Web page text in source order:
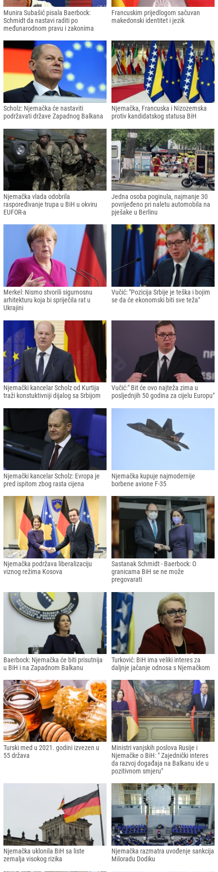
Munira Subašić pisala Baerbock:
Schmidt da nastavi raditi po
međunarodnom pravu i zakonima
Francuskim prijedlogom sačuvan
makedonski identitet i jezik
Scholz: Njemačka će nastaviti
podržavati države Zapadnog Balkana
Njemačka, Francuska i Nizozemska
protiv kandidatskog statusa BiH
Njemačka vlada odobrila
raspoređivanje trupa u BiH u okviru
EUFOR-a
Jedna osoba poginula, najmanje 30
povrijeđeno pri naletu automobila na
pješake u Berlinu
Merkel: Nismo stvorili sigurnosnu
arhitekturu koja bi spriječila rat u
Ukrajini
Vučić: "Pozicija Srbije je teška i bojim
se da će ekonomski biti sve teža"
Njemački kancelar Scholz od Kurtija
traži konstuktivniji dijalog sa Srbijom
Vučić:" Bit će ovo najteža zima u
posljednjih 50 godina za cijelu Europu"
Njemački kancelar Scholz: Evropa je
pred ispitom zbog rasta cijena
Njemačka kupuje najmodernije
borbene avione F-35
Njemačka podržava liberalizaciju
viznog režima Kosova
Sastanak Schmidt - Baerbock: O
granicama BiH se ne može
pregovarati
Baerbock: Njemačka će biti prisutnija
u BiH i na Zapadnom Balkanu
Turković: BiH ima veliki interes za
daljnje jačanje odnosa s Njemačkom
Turski med u 2021. godini izvezen u
55 država
Ministri vanjskih poslova Rusije i
Njemačke o BiH: " Zajednički interes
da razvoj događaja na Balkanu ide u
pozitivnom smjeru"
Njemačka uklonila BiH sa liste
zemalja visokog rizika
Njemačka razmatra uvođenje sankcija
Miloradu Dodiku